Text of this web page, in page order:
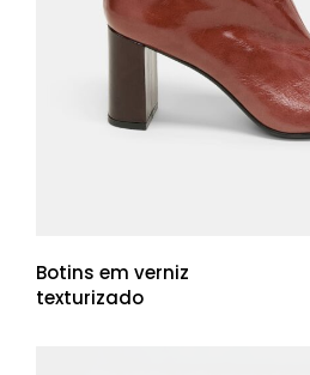
Botins em verniz
texturizado